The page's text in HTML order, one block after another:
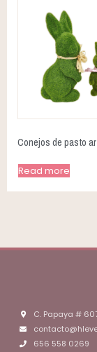
Conejos de pasto
Read more
C. Papaya #
656 558 0269